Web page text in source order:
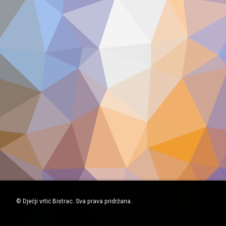
© Dječji vrtić Bistrac. Sva prava pridržana.